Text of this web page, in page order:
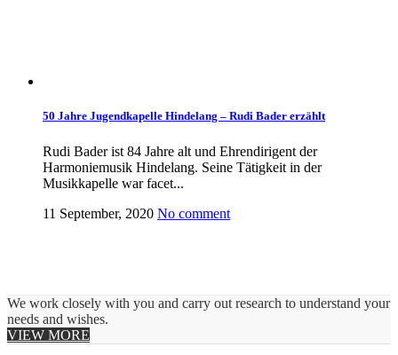
50 Jahre Jugendkapelle Hindelang – Rudi Bader erzählt
Rudi Bader ist 84 Jahre alt und Ehrendirigent der
Harmoniemusik Hindelang. Seine Tätigkeit in der
Musikkapelle war facet...
11 September, 2020 No comment
We work closely with you and carry out research to understand your
needs and wishes.
VIEW MORE